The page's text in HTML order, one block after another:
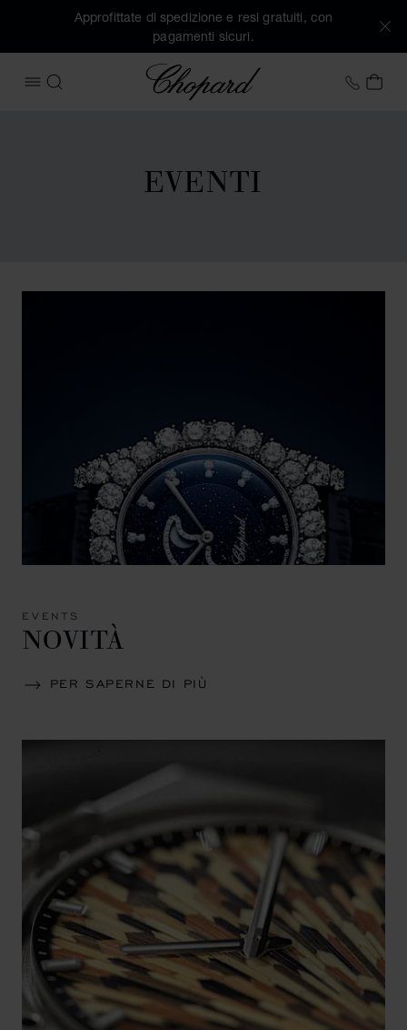
Approfittate di spedizione e resi gratuiti, con
pagamenti sicuri.
APRIRE IL MENU
CERCA
Chopard +41
IL
EVENTI
EVENTS
NOVITÀ
PER SAPERNE DI PIÙ